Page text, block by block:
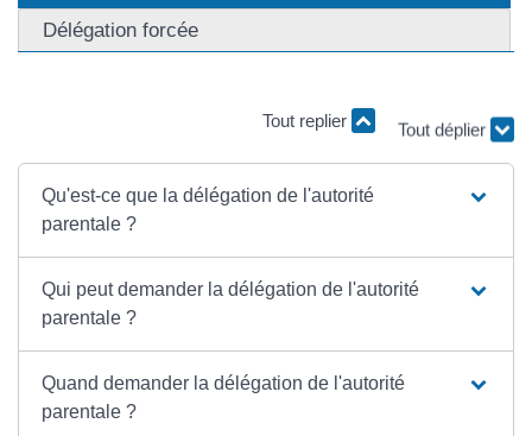
Délégation forcée
Tout replier
Tout déplier
Qu'est-ce que la délégation de l'autorité
parentale ?
Qui peut demander la délégation de l'autorité
parentale ?
Quand demander la délégation de l'autorité
parentale ?